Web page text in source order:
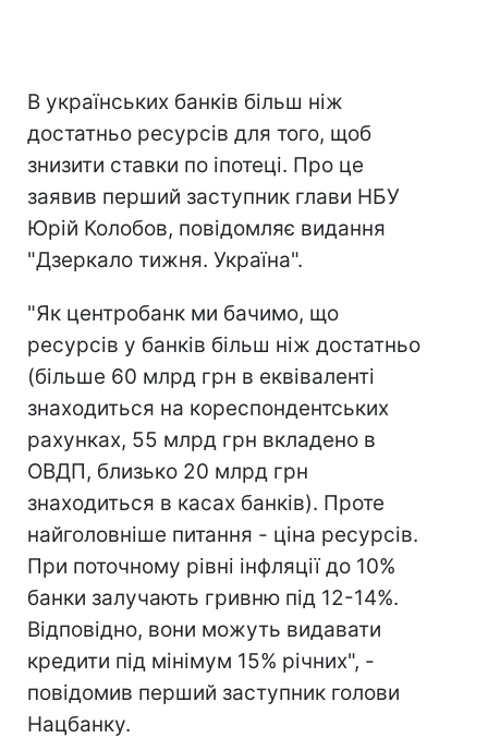
В українських банків більш ніж
достатньо ресурсів для того, щоб
знизити ставки по іпотеці. Про це
заявив перший заступник глави НБУ
Юрій Колобов, повідомляє видання
"Дзеркало тижня. Україна".
"Як центробанк ми бачимо, що
ресурсів у банків більш ніж достатньо
(більше 60 млрд грн в еквіваленті
знаходиться на кореспондентських
рахунках, 55 млрд грн вкладено в
ОВДП, близько 20 млрд грн
знаходиться в касах банків). Проте
найголовніше питання - ціна ресурсів.
При поточному рівні інфляції до 10%
банки залучають гривню під 12-14%.
Відповідно, вони можуть видавати
кредити під мінімум 15% річних", -
повідомив перший заступник голови
Нацбанку.